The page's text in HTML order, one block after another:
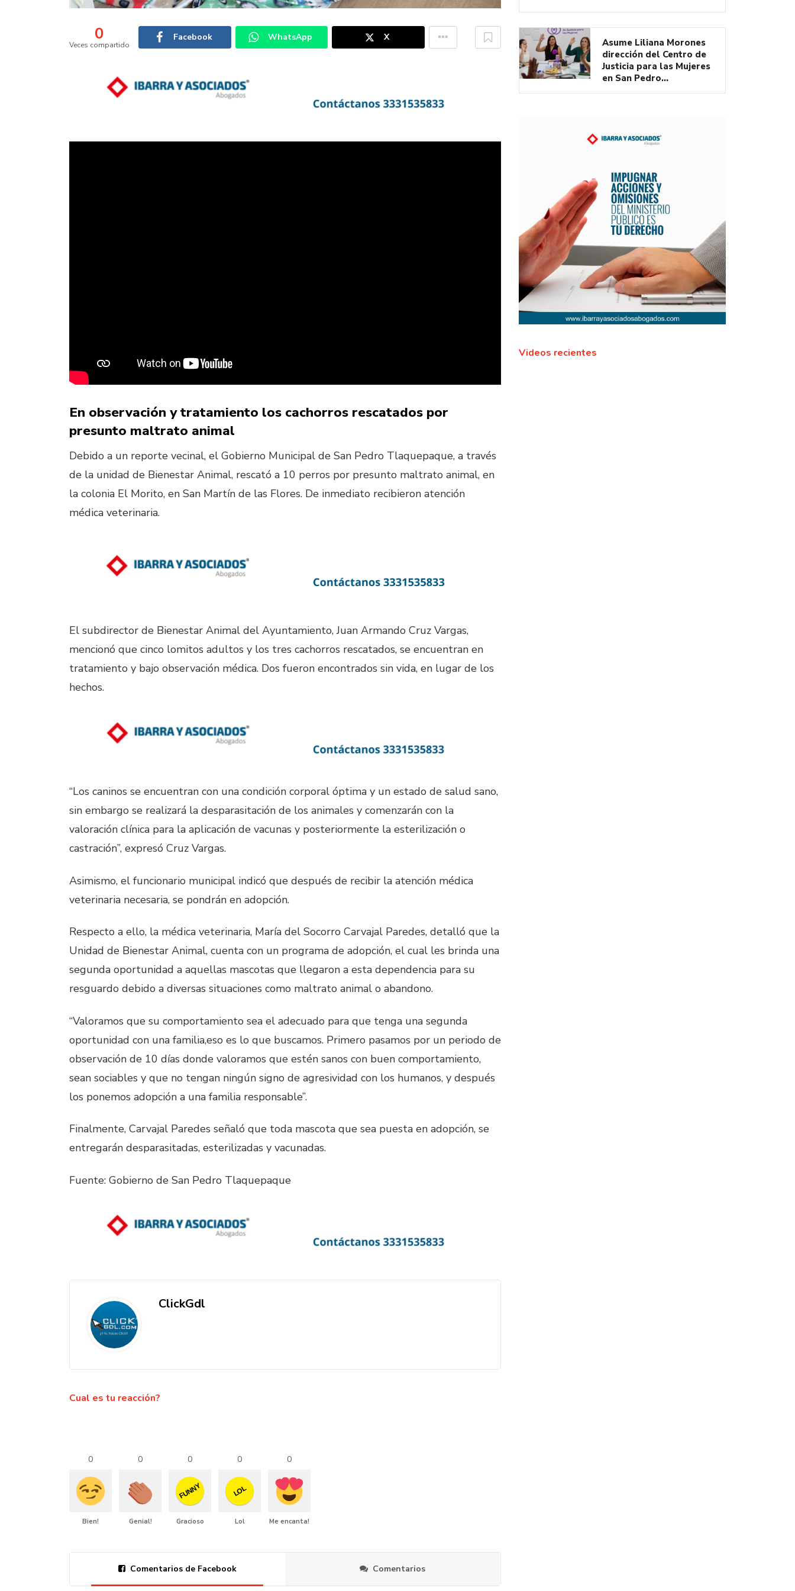
0
Veces compartido
Facebook WhatsApp X
En observación y tratamiento los cachorros rescatados por
presunto maltrato animal
Debido a un reporte vecinal, el Gobierno Municipal de San Pedro Tlaquepaque, a través
de la unidad de Bienestar Animal, rescató a 10 perros por presunto maltrato animal, en
la colonia El Morito, en San Martín de las Flores. De inmediato recibieron atención
médica veterinaria.
El subdirector de Bienestar Animal del Ayuntamiento, Juan Armando Cruz Vargas,
mencionó que cinco lomitos adultos y los tres cachorros rescatados, se encuentran en
tratamiento y bajo observación médica. Dos fueron encontrados sin vida, en lugar de los
hechos.
“Los caninos se encuentran con una condición corporal óptima y un estado de salud sano,
sin embargo se realizará la desparasitación de los animales y comenzarán con la
valoración clínica para la aplicación de vacunas y posteriormente la esterilización o
castración”, expresó Cruz Vargas.
Asimismo, el funcionario municipal indicó que después de recibir la atención médica
veterinaria necesaria, se pondrán en adopción.
Respecto a ello, la médica veterinaria, María del Socorro Carvajal Paredes, detalló que la
Unidad de Bienestar Animal, cuenta con un programa de adopción, el cual les brinda una
segunda oportunidad a aquellas mascotas que llegaron a esta dependencia para su
resguardo debido a diversas situaciones como maltrato animal o abandono.
“Valoramos que su comportamiento sea el adecuado para que tenga una segunda
oportunidad con una familia,eso es lo que buscamos. Primero pasamos por un periodo de
observación de 10 días donde valoramos que estén sanos con buen comportamiento,
sean sociables y que no tengan ningún signo de agresividad con los humanos, y después
los ponemos adopción a una familia responsable”.
Finalmente, Carvajal Paredes señaló que toda mascota que sea puesta en adopción, se
entregarán desparasitadas, esterilizadas y vacunadas.
Fuente: Gobierno de San Pedro Tlaquepaque
ClickGdl
Cual es tu reacción?
0
Bien!
0
Genial!
0
FUNNY
Gracioso
0
LOL
Lol
0
Me encanta!
Comentarios de Facebook Comentarios
Asume Liliana Morones
dirección del Centro de
Justicia para las Mujeres
en San Pedro…
Videos recientes